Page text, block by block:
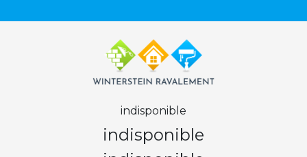
indisponible
indisponible